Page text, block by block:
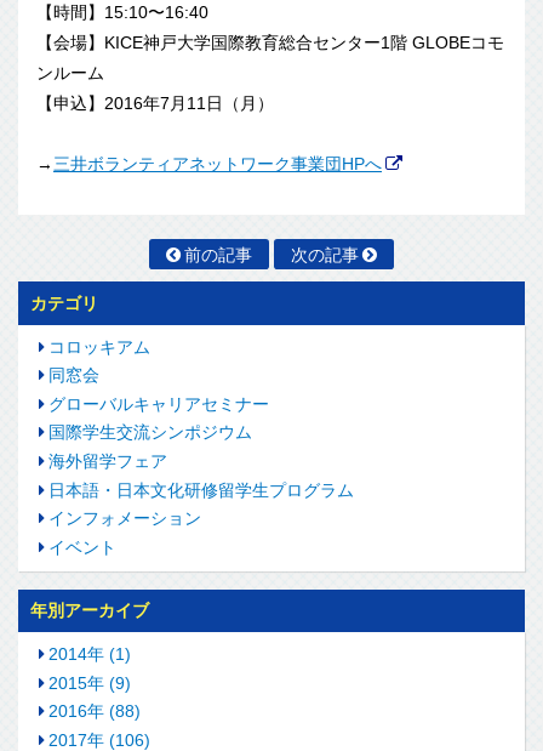
【時間】15:10〜16:40
【会場】KICE神戸大学国際教育総合センター1階 GLOBEコモ
ンルーム
【申込】2016年7月11日（月）
→ 三井ボランティアネットワーク事業団HPへ
前の記事 次の記事
カテゴリ
コロッキアム
同窓会
グローバルキャリアセミナー
国際学生交流シンポジウム
海外留学フェア
日本語・日本文化研修留学生プログラム
インフォメーション
イベント
年別アーカイブ
2014年 (1)
2015年 (9)
2016年 (88)
2017年 (106)